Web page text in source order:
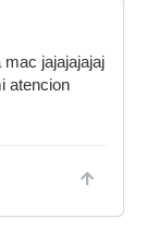
mac jajajajajaj
atencion